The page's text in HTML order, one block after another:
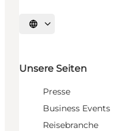
Sprache auswählen
Unsere Seiten
Presse
Business Events
Reisebranche